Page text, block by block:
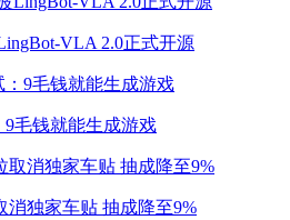
VLA 2.0正式开源
9毛钱就能生成游戏
消独家车贴 抽成降至9%